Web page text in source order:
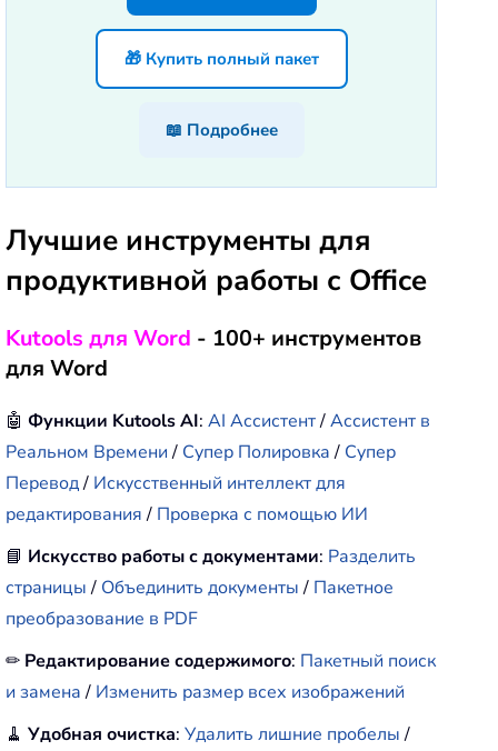
🎁 Купить полный пакет
📖 Подробнее
Лучшие инструменты для
продуктивной работы с Office
Kutools для Word - 100+ инструментов
для Word
🤖 Функции Kutools AI: AI Ассистент/Ассистент в
Реальном Времени/ Супер Полировка/ Супер
Перевод/ Искусственный интеллект для
редактирования/ Проверка с помощью ИИ
📘 Искусство работы с документами: Разделить
страницы/ Объединить документы/ Пакетное
преобразование в PDF
✏ Редактирование содержимого: Пакетный поиск
и замена/ Изменить размер всех изображений
🧹 Удобная очистка: Удалить лишние пробелы/